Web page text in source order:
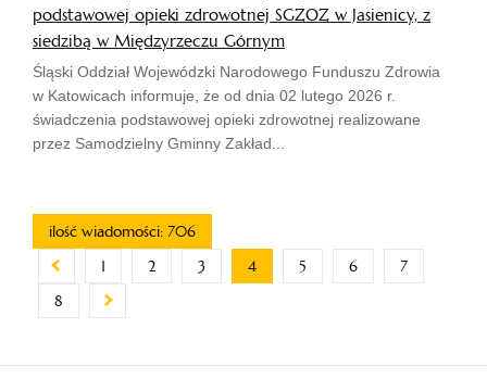
podstawowej opieki zdrowotnej SGZOZ w Jasienicy, z
siedzibą w Międzyrzeczu Górnym
Śląski Oddział Wojewódzki Narodowego Funduszu Zdrowia
w Katowicach informuje, że od dnia 02 lutego 2026 r.
świadczenia podstawowej opieki zdrowotnej realizowane
przez Samodzielny Gminny Zakład...
ilość wiadomości: 706
1
2 3 4 5 6
7
8